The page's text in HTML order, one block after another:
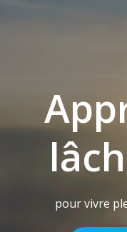
pour vivre